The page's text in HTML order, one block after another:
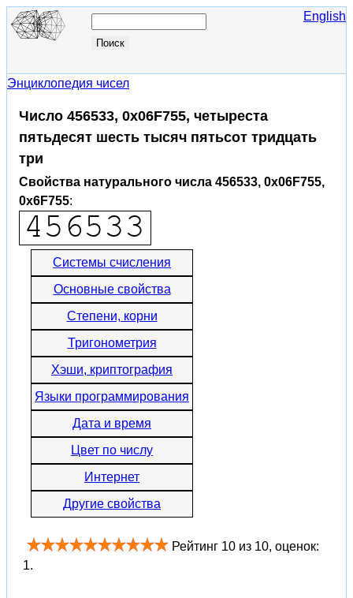
English
Энциклопедия чисел
Число 456533, 0x06F755, четыреста
пятьдесят шесть тысяч пятьсот тридцать
три
Свойства натурального числа 456533, 0x06F755,
0x6F755:
Системы счисления
Основные свойства
Степени, корни
Тригонометрия
Хэши, криптография
Языки программирования
Дата и время
Цвет по числу
Интернет
Другие свойства
Рейтинг 10 из 10, оценок:
1.